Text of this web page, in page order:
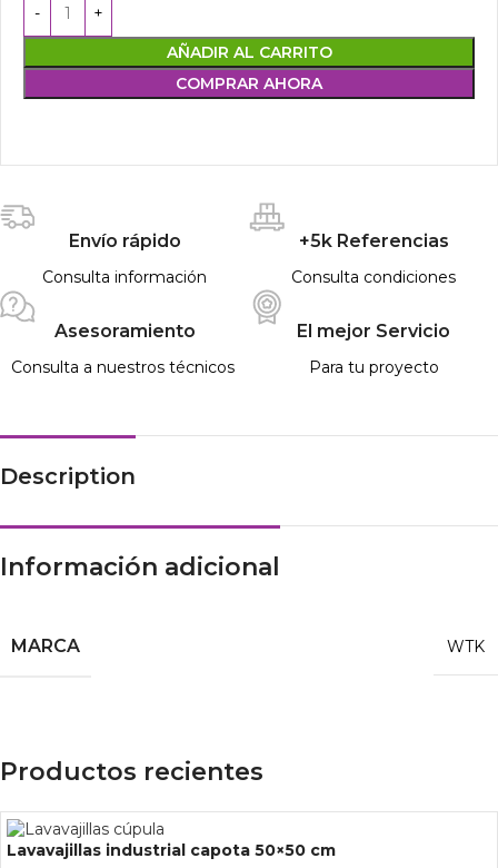
AÑADIR AL CARRITO
COMPRAR AHORA
Envío rápido
Consulta información
+5k Referencias
Consulta condiciones
Asesoramiento
Consulta a nuestros técnicos
El mejor Servicio
Para tu proyecto
Description
Información adicional
MARCA WTK
Productos recientes
Lavavajillas industrial capota 50×50 cm